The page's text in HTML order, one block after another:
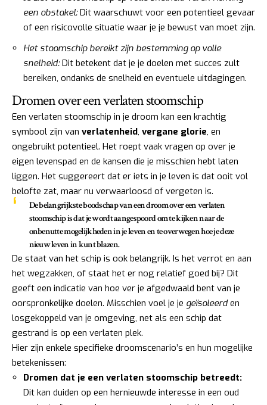
een obstakel:Dit waarschuwt voor een potentieel gevaar
of een risicovolle situatie waar je je bewust van moet zijn.
Het stoomschip bereikt zijn bestemming op volle
snelheid:Dit betekent dat je je doelen met succes zult
bereiken, ondanks de snelheid en eventuele uitdagingen.
Dromen over een verlaten stoomschip
Een verlaten stoomschip in je droom kan een krachtig
symbool zijn van verlatenheid, vergane glorie, en
ongebruikt potentieel. Het roept vaak vragen op over je
eigen levenspad en de kansen die je misschien hebt laten
liggen. Het suggereert dat er iets in je leven is dat ooit vol
belofte zat, maar nu verwaarloosd of vergeten is.
De belangrijkste boodschap van een droom over een verlaten
stoomschip is dat je wordt aangespoord om te kijken naar de
onbenutte mogelijkheden in je leven en te overwegen hoe je deze
nieuw leven in kunt blazen.
De staat van het schip is ook belangrijk. Is het verrot en aan
het wegzakken, of staat het er nog relatief goed bij? Dit
geeft een indicatie van hoe ver je afgedwaald bent van je
oorspronkelijke doelen. Misschien voel je je geïsoleerden
losgekoppeld van je omgeving, net als een schip dat
gestrand is op een verlaten plek.
Hier zijn enkele specifieke droomscenario’s en hun mogelijke
betekenissen:
Dromen dat je een verlaten stoomschip betreedt:
Dit kan duiden op een hernieuwde interesse in een oud